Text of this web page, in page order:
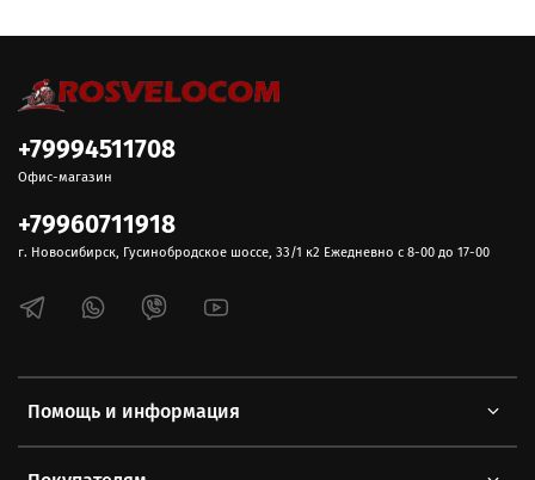
Помощь и информация
+79994511708
Офис-магазин
+79960711918
г. Новосибирск, Гусинобродское шоссе, 33/1 к2 Ежедневно с 8-00 до 17-00